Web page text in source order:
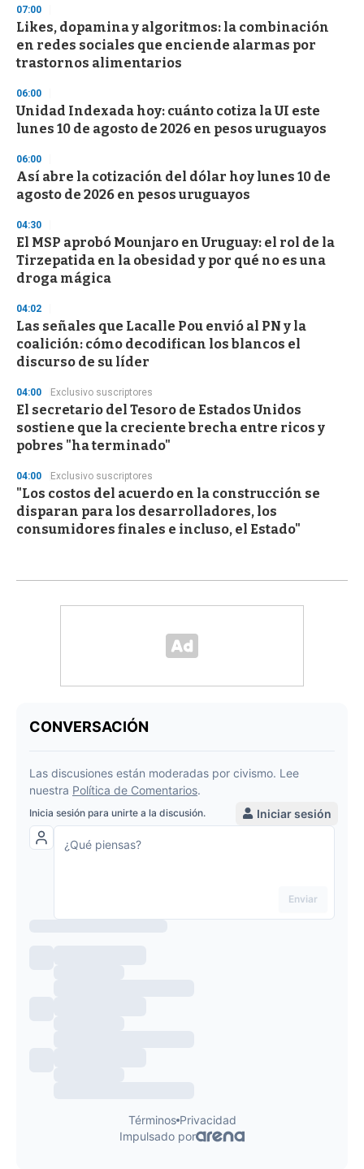
s
e
c
o
n
07:00
Likes, dopamina y algoritmos: la combinación
en redes sociales que enciende alarmas por
trastornos alimentarios
06:00
Unidad Indexada hoy: cuánto cotiza la UI este
lunes 10 de agosto de 2026 en pesos uruguayos
06:00
Así abre la cotización del dólar hoy lunes 10 de
agosto de 2026 en pesos uruguayos
04:30
El MSP aprobó Mounjaro en Uruguay: el rol de la
Tirzepatida en la obesidad y por qué no es una
droga mágica
04:02
Las señales que Lacalle Pou envió al PN y la
coalición: cómo decodifican los blancos el
discurso de su líder
04:00 Exclusivo suscriptores
El secretario del Tesoro de Estados Unidos
sostiene que la creciente brecha entre ricos y
pobres "ha terminado"
04:00 Exclusivo suscriptores
"Los costos del acuerdo en la construcción se
disparan para los desarrolladores, los
consumidores finales e incluso, el Estado"